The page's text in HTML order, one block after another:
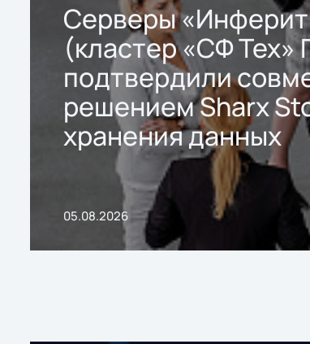
Серверы «Инферит
(кластер «СФ Тех»
подтвердили
решением Sharx
хранения данных
05.08.2026